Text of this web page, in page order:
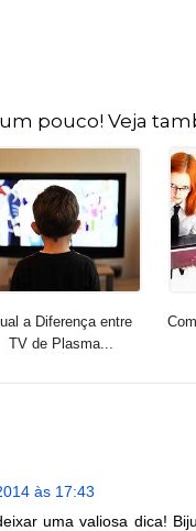
pouco! Veja
a Diferença entre
TV de Plasma...
às 17:43
uma valiosa dica!